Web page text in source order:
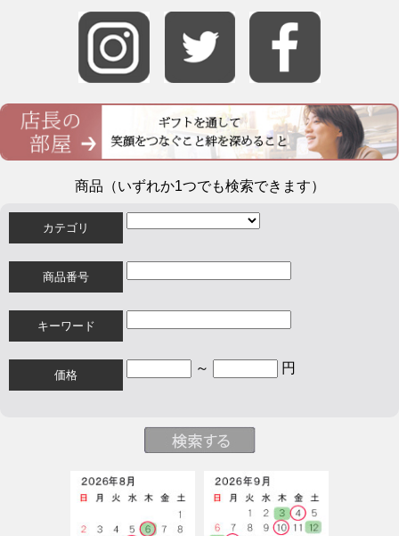
商品（いずれか1つでも検索できます）
カテゴリ
商品番号
キーワード
価格 ～ 円